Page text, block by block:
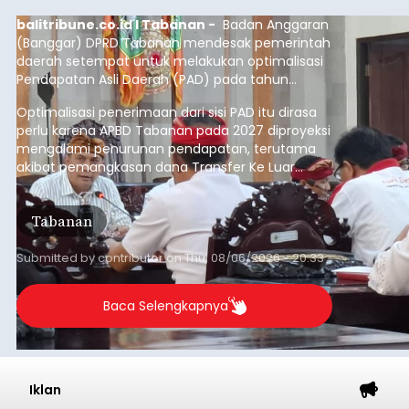
balitribune.co.id I Tabanan - Badan Anggaran
(Banggar) DPRD Tabanan mendesak pemerintah
daerah setempat untuk melakukan optimalisasi
Pendapatan Asli Daerah (PAD) pada tahun
anggaran 2027.
Optimalisasi penerimaan dari sisi PAD itu dirasa
perlu karena APBD Tabanan pada 2027 diproyeksi
mengalami penurunan pendapatan, terutama
akibat pemangkasan dana Transfer Ke Luar
Daerah (TKD) dari pemerintah pusat.
Tabanan
Submitted bycontributoronThu, 08/06/2026 - 20:33
Baca Selengkapnya
Iklan